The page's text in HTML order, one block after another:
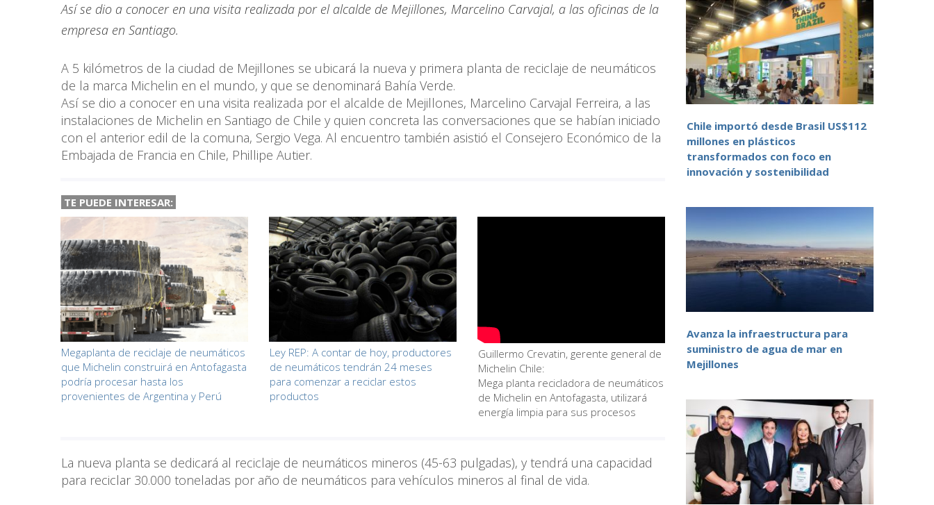
Así se dio a conocer en una visita realizada por el alcalde de Mejillones, Marcelino Carvajal, a las oficinas de la
empresa en Santiago.
A 5 kilómetros de la ciudad de Mejillones se ubicará la nueva y primera planta de reciclaje de neumáticos
de la marca Michelin en el mundo, y que se denominará Bahía Verde.
Así se dio a conocer en una visita realizada por el alcalde de Mejillones, Marcelino Carvajal Ferreira, a las
instalaciones de Michelin en Santiago de Chile y quien concreta las conversaciones que se habían iniciado
con el anterior edil de la comuna, Sergio Vega. Al encuentro también asistió el Consejero Económico de la
Embajada de Francia en Chile, Phillipe Autier.
TE PUEDE INTERESAR:
Megaplanta de reciclaje de neumáticos
que Michelin construirá en Antofagasta
podría procesar hasta los
provenientes de Argentina y Perú
Ley REP: A contar de hoy, productores
de neumáticos tendrán 24 meses
para comenzar a reciclar estos
productos
Guillermo Crevatin, gerente general de
Michelin Chile:
Mega planta recicladora de neumáticos
de Michelin en Antofagasta, utilizará
energía limpia para sus procesos
La nueva planta se dedicará al reciclaje de neumáticos mineros (45-63 pulgadas), y tendrá una capacidad
para reciclar 30.000 toneladas por año de neumáticos para vehículos mineros al final de vida.
Chile importó desde Brasil US$112
millones en plásticos
transformados con foco en
innovación y sostenibilidad
Avanza la infraestructura para
suministro de agua de mar en
Mejillones